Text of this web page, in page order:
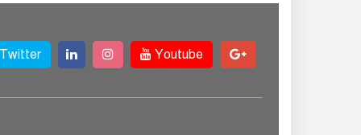
Twitter Youtube